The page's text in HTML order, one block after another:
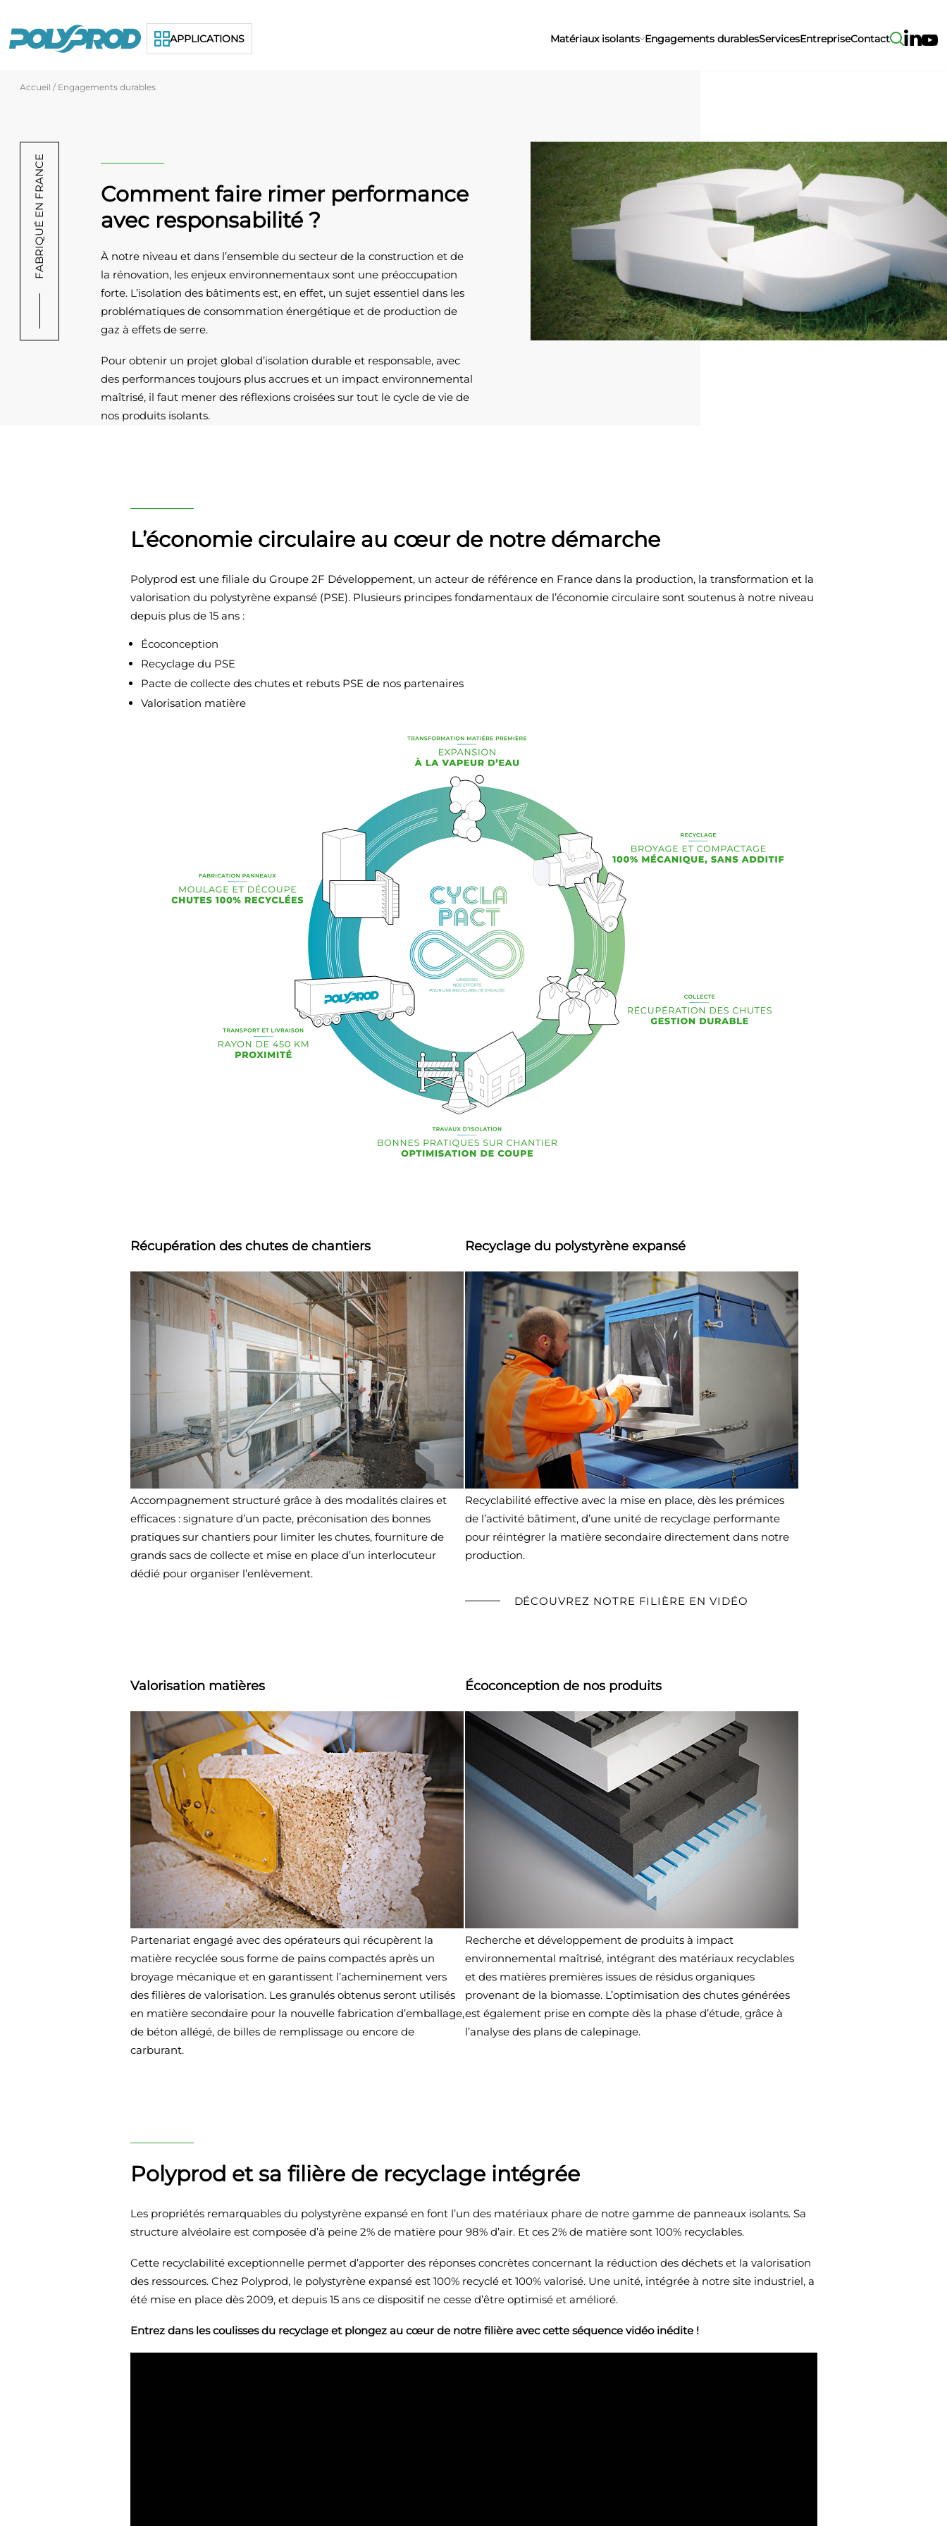
APPLICATIONS Matériaux isolants Engagements durablesServicesEntrepriseContact
Accueil / Engagements durables
FABRIQUÉ EN FRANCE
Comment faire rimer performance
avec responsabilité ?
À notre niveau et dans l’ensemble du secteur de la construction et de
la rénovation, les enjeux environnementaux sont une préoccupation
forte. L’isolation des bâtiments est, en effet, un sujet essentiel dans les
problématiques de consommation énergétique et de production de
gaz à effets de serre.
Pour obtenir un projet global d’isolation durable et responsable, avec
des performances toujours plus accrues et un impact environnemental
maîtrisé, il faut mener des réflexions croisées sur tout le cycle de vie de
nos produits isolants.
L’économie circulaire au cœur de notre démarche
Polyprod est une filiale du Groupe 2F Développement, un acteur de référence en France dans la production, la transformation et la
valorisation du polystyrène expansé (PSE). Plusieurs principes fondamentaux de l’économie circulaire sont soutenus à notre niveau
depuis plus de 15 ans :
Écoconception
Recyclage du PSE
Pacte de collecte des chutes et rebuts PSE de nos partenaires
Valorisation matière
Récupération des chutes de chantiers
Accompagnement structuré grâce à des modalités claires et
efficaces : signature d’un pacte, préconisation des bonnes
pratiques sur chantiers pour limiter les chutes, fourniture de
grands sacs de collecte et mise en place d’un interlocuteur
dédié pour organiser l’enlèvement.
Recyclage du polystyrène expansé
Recyclabilité effective avec la mise en place, dès les prémices
de l’activité bâtiment, d’une unité de recyclage performante
pour réintégrer la matière secondaire directement dans notre
production.
DÉCOUVREZ NOTRE FILIÈRE EN VIDÉO
Valorisation matières
Partenariat engagé avec des opérateurs qui récupèrent la
matière recyclée sous forme de pains compactés après un
broyage mécanique et en garantissent l’acheminement vers
des filières de valorisation. Les granulés obtenus seront utilisés
en matière secondaire pour la nouvelle fabrication d’emballage,
de béton allégé, de billes de remplissage ou encore de
carburant.
Écoconception de nos produits
Recherche et développement de produits à impact
environnemental maîtrisé, intégrant des matériaux recyclables
et des matières premières issues de résidus organiques
provenant de la biomasse. L’optimisation des chutes générées
est également prise en compte dès la phase d’étude, grâce à
l’analyse des plans de calepinage.
Polyprod et sa filière de recyclage intégrée
Les propriétés remarquables du polystyrène expansé en font l’un des matériaux phare de notre gamme de panneaux isolants. Sa
structure alvéolaire est composée d’à peine 2% de matière pour 98% d’air. Et ces 2% de matière sont 100% recyclables.
Cette recyclabilité exceptionnelle permet d’apporter des réponses concrètes concernant la réduction des déchets et la valorisation
des ressources. Chez Polyprod, le polystyrène expansé est 100% recyclé et 100% valorisé. Une unité, intégrée à notre site industriel, a
été mise en place dès 2009, et depuis 15 ans ce dispositif ne cesse d’être optimisé et amélioré.
Entrez dans les coulisses du recyclage et plongez au cœur de notre filière avec cette séquence vidéo inédite !